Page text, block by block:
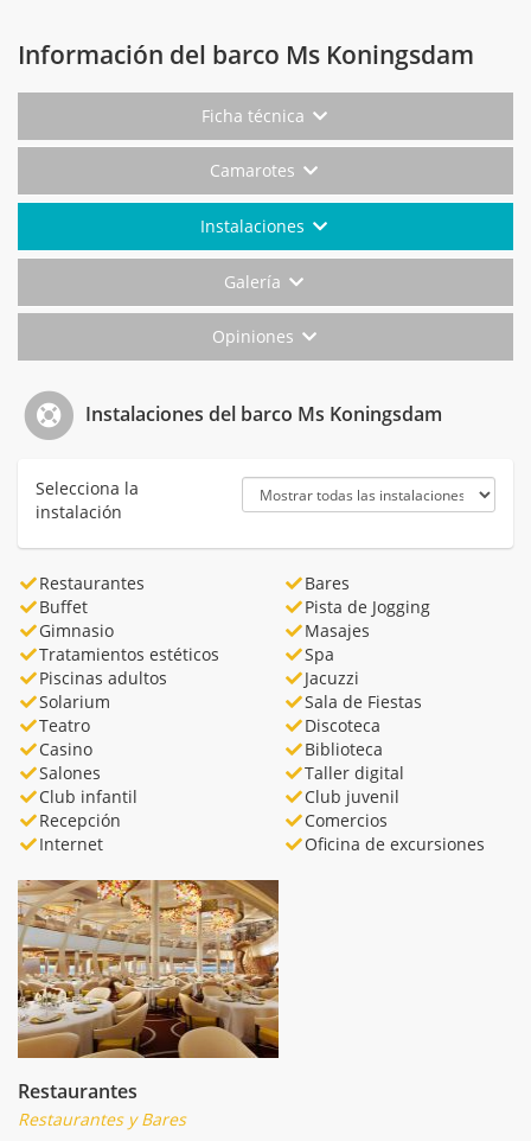
Información del barco Ms Koningsdam
Ficha técnica
Camarotes
Instalaciones
Galería
Opiniones
Instalaciones del barco Ms Koningsdam
Selecciona la
instalación
Restaurantes
Bares
Buffet
Pista de Jogging
Gimnasio
Masajes
Tratamientos estéticos
Spa
Piscinas adultos
Jacuzzi
Solarium
Sala de Fiestas
Teatro
Discoteca
Casino
Biblioteca
Salones
Taller digital
Club infantil
Club juvenil
Recepción
Comercios
Internet
Oficina de excursiones
Restaurantes
Restaurantes y Bares